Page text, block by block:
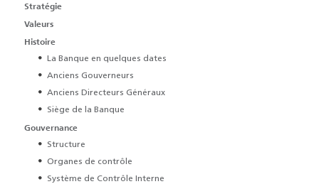
Stratégie
Valeurs
Histoire
La Banque en quelques dates
Anciens Gouverneurs
Anciens Directeurs Généraux
Siège de la Banque
Gouvernance
Structure
Organes de contrôle
Système de Contrôle Interne